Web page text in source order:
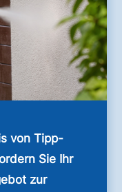
von Tipp-
Sie Ihr
zur